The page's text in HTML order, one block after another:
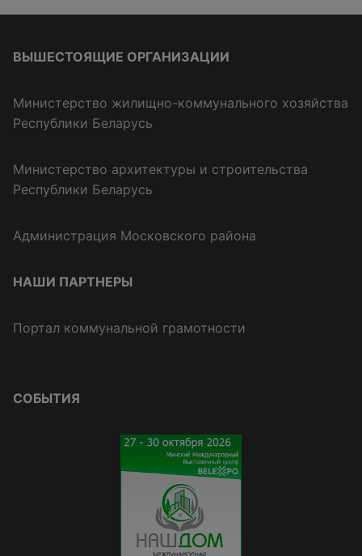
ВЫШЕСТОЯЩИЕ ОРГАНИЗАЦИИ
Министерство жилищно-коммунального хозяйства
Республики Беларусь
Министерство архитектуры и строительства
Республики Беларусь
Администрация Московского района
НАШИ ПАРТНЕРЫ
Портал коммунальной грамотности
СОБЫТИЯ